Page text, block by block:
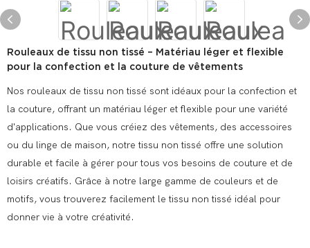
Rouleaux de tissu non tissé – Matériau léger et flexible
pour la confection et la couture de vêtements
Nos rouleaux de tissu non tissé sont idéaux pour la confection et
la couture, offrant un matériau léger et flexible pour une variété
d'applications. Que vous créiez des vêtements, des accessoires
ou du linge de maison, notre tissu non tissé offre une solution
durable et facile à gérer pour tous vos besoins de couture et de
loisirs créatifs. Grâce à notre large gamme de couleurs et de
motifs, vous trouverez facilement le tissu non tissé idéal pour
donner vie à votre créativité.